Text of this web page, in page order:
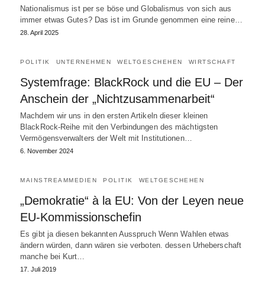
Nationalismus ist per se böse und Globalismus von sich aus
immer etwas Gutes? Das ist im Grunde genommen eine reine…
28. April 2025
POLITIK UNTERNEHMEN WELTGESCHEHEN WIRTSCHAFT
Systemfrage: BlackRock und die EU – Der
Anschein der „Nichtzusammenarbeit“
Machdem wir uns in den ersten Artikeln dieser kleinen
BlackRock-Reihe mit den Verbindungen des mächtigsten
Vermögensverwalters der Welt mit Institutionen…
6. November 2024
MAINSTREAMMEDIEN POLITIK WELTGESCHEHEN
„Demokratie“ à la EU: Von der Leyen neue
EU-Kommissionschefin
Es gibt ja diesen bekannten Ausspruch Wenn Wahlen etwas
ändern würden, dann wären sie verboten. dessen Urheberschaft
manche bei Kurt…
17. Juli 2019